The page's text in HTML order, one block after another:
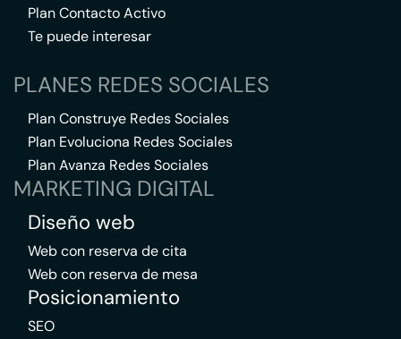
Plan Contacto Activo
Te puede interesar
PLANES REDES SOCIALES
Plan Construye Redes Sociales
Plan Evoluciona Redes Sociales
Plan Avanza Redes Sociales
MARKETING DIGITAL
Diseño web
Web con reserva de cita
Web con reserva de mesa
Posicionamiento
SEO